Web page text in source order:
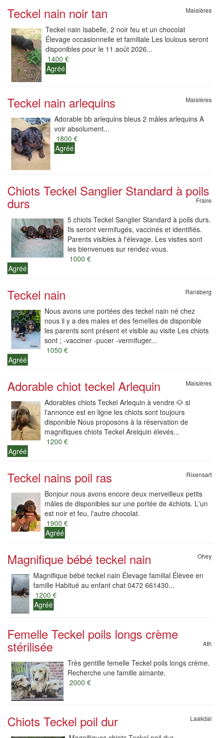
Teckel nain noir tan Maisières
Teckel nain Isabelle, 2 noir feu et un chocolat
Élevage occasionnelle et familiale Les loulous seront
disponibles pour le 11 août 2026...
1400 €
Agréé
Teckel nain arlequins Maisières
Adorable bb arlequins bleus 2 mâles arlequins A
voir absolument...
1800 €
Agréé
Chiots Teckel Sanglier Standard à poils
durs Fraire
5 chiots Teckel Sanglier Standard à poils durs.
Ils seront vermifugés, vaccinés et identifiés.
Parents visibles à l'élevage. Les visites sont
les bienvenues sur rendez-vous.
1000 €
Agréé
Teckel nain Ransberg
Nous avons une portées des teckel nain né chez
nous il y a des males et des femelles de disponible
les parents sont présent et visible au visite Les chiots
sont ; -vacciner -pucer -vermifuger...
1050 €
Agréé
Adorable chiot teckel Arlequin Maisières
Adorables chiots Teckel Arlequin à vendre 🐶 si
l'annonce est en ligne les chiots sont toujours
disponible Nous proposons à la réservation de
magnifiques chiots Teckel Arelquin élevés...
1200 €
Agréé
Teckel nains poil ras Rixensart
Bonjour nous avons encore deux merveilleux petits
mâles de disponibles sur une portée de 4chiots. L'un
est noir et feu, l'autre chocolat.
1900 €
Agréé
Magnifique bébé teckel nain Ohey
Magnifique bébé teckel nain Élevage familial Élèvee en
famille Habitué au enfant chat 0472 661430...
1200 €
Agréé
Femelle Teckel poils longs crème
stérilisée Ath
Très gentille femelle Teckel poils longs crème.
Recherche une famille aimante.
2000 €
Chiots Teckel poil dur Laakdal